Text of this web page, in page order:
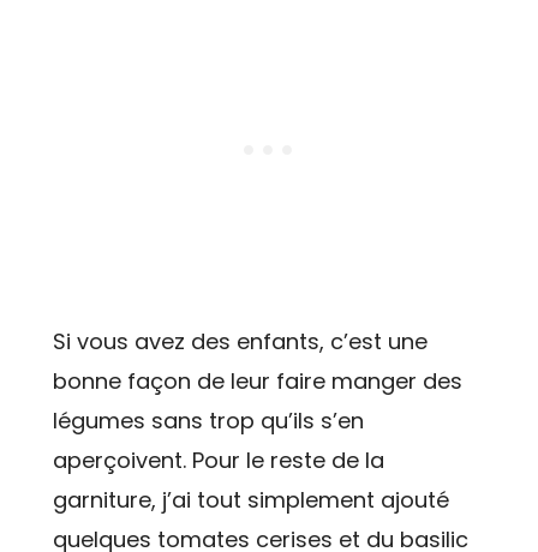
Si vous avez des enfants, c’est une
bonne façon de leur faire manger des
légumes sans trop qu’ils s’en
aperçoivent. Pour le reste de la
garniture, j’ai tout simplement ajouté
quelques tomates cerises et du basilic